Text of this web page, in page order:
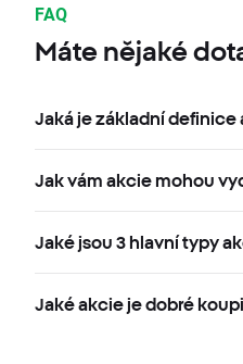
FAQ
Máte nějaké
Jaká je základní definice
Jak vám akcie mohou
Jaké jsou 3 hlavní typy
Jaké akcie je dobré